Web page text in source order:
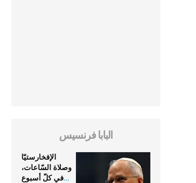
البابا فرنسيس
الإفخارستيّا
وصلاة السّاعات،
في كلّ أسبوع